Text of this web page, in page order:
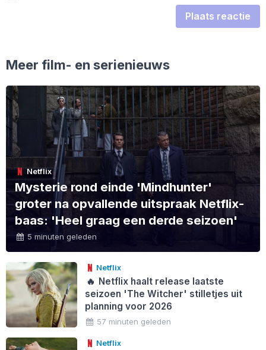
Plaats reactie
Meer film- en serienieuws
Netflix
Mysterie rond einde 'Mindhunter'
groter na opvallende uitspraak Netflix-
baas: 'Heel graag een derde seizoen'
5 minuten geleden
Netflix
🔥 Netflix haalt release laatste
seizoen 'The Witcher' stilletjes uit
planning voor 2026
57 minuten geleden
Netflix